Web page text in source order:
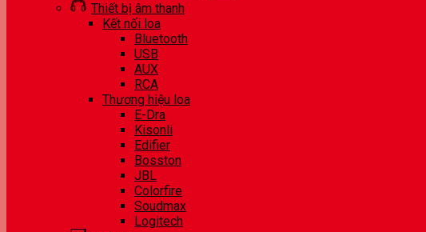
Thiết bị âm thanh
Kết nối loa
Bluetooth
USB
AUX
RCA
Thương hiệu loa
E-Dra
Kisonli
Edifier
Bosston
JBL
Colorfire
Soudmax
Logitech